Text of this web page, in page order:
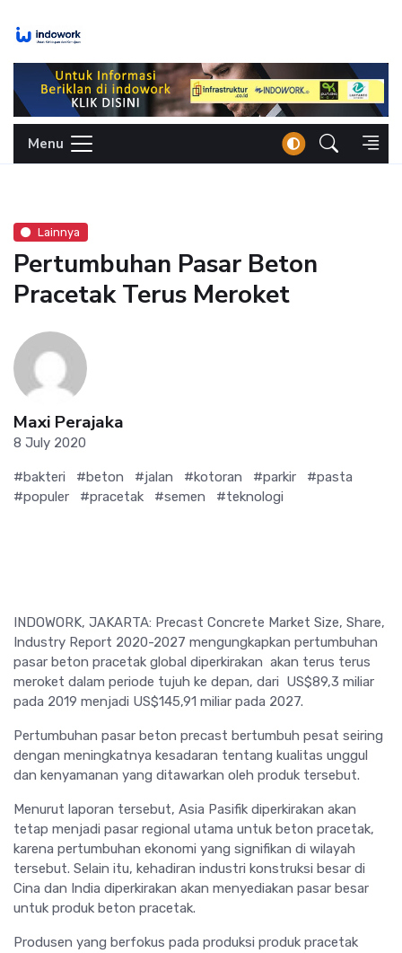
Menu
Lainnya
Pertumbuhan Pasar Beton
Pracetak Terus Meroket
Maxi Perajaka
8 July 2020
#bakteri #beton #jalan #kotoran #parkir
#pasta
#populer
#pracetak #semen #teknologi
INDOWORK, JAKARTA: Precast Concrete Market Size, Share,
Industry Report 2020-2027 mengungkapkan pertumbuhan
pasar beton pracetak global diperkirakan akan terus terus
meroket dalam periode tujuh ke depan, dari US$89,3 miliar
pada 2019 menjadi US$145,91 miliar pada 2027.
Pertumbuhan pasar beton precast bertumbuh pesat seiring
dengan meningkatnya kesadaran tentang kualitas unggul
dan kenyamanan yang ditawarkan oleh produk tersebut.
Menurut laporan tersebut, Asia Pasifik diperkirakan akan
tetap menjadi pasar regional utama untuk beton pracetak,
karena pertumbuhan ekonomi yang signifikan di wilayah
tersebut. Selain itu, kehadiran industri konstruksi besar di
Cina dan India diperkirakan akan menyediakan pasar besar
untuk produk beton pracetak.
Produsen yang berfokus pada produksi produk pracetak